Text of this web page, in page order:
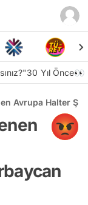
30 Yıl Önce👀
Avrupa Halter